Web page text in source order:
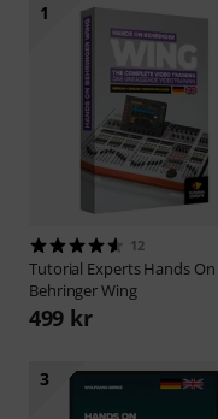
1
12
Tutorial ExpertsHands On
Behringer Wing
499 kr
3